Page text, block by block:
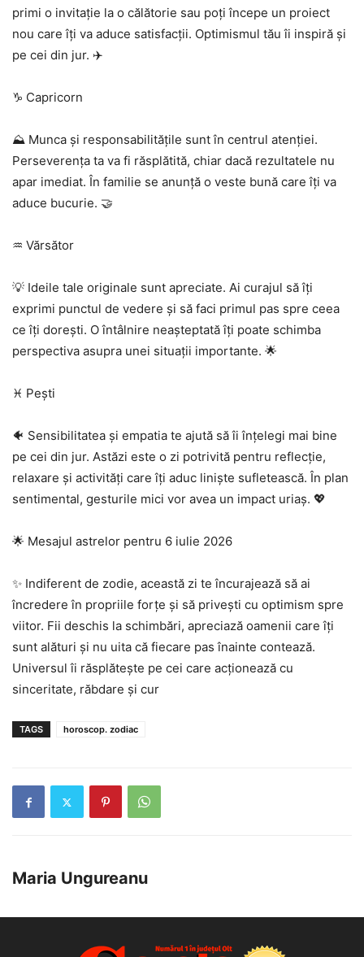
primi o invitație la o călătorie sau poți începe un proiect
nou care îți va aduce satisfacții. Optimismul tău îi inspiră și
pe cei din jur. ✈️
♑ Capricorn
⛰️ Munca și responsabilitățile sunt în centrul atenției.
Perseverența ta va fi răsplătită, chiar dacă rezultatele nu
apar imediat. În familie se anunță o veste bună care îți va
aduce bucurie. 🤝
♒ Vărsător
💡 Ideile tale originale sunt apreciate. Ai curajul să îți
exprimi punctul de vedere și să faci primul pas spre ceea
ce îți dorești. O întâlnire neașteptată îți poate schimba
perspectiva asupra unei situații importante. 🌟
♓ Pești
🐠 Sensibilitatea și empatia te ajută să îi înțelegi mai bine
pe cei din jur. Astăzi este o zi potrivită pentru reflecție,
relaxare și activități care îți aduc liniște sufletească. În plan
sentimental, gesturile mici vor avea un impact uriaș. 💖
🌟 Mesajul astrelor pentru 6 iulie 2026
✨ Indiferent de zodie, această zi te încurajează să ai
încredere în propriile forțe și să privești cu optimism spre
viitor. Fii deschis la schimbări, apreciază oamenii care îți
sunt alături și nu uita că fiecare pas înainte contează.
Universul îi răsplătește pe cei care acționează cu
sinceritate, răbdare și cur
TAGS horoscop. zodiac
Maria Ungureanu